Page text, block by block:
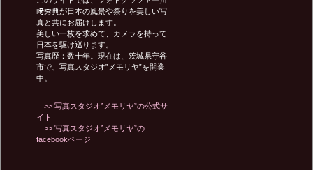
﨑秀典が日本の風景や祭りを美しい写
真と共にお届けします。
美しい一枚を求めて、カメラを持って
日本を駆け巡ります。
写真歴：数十年。現在は、茨城県守谷
市で、写真スタジオ”メモリヤ”を開業
中。
>> 写真スタジオ”メモリヤ”の公式サ
イト
>> 写真スタジオ”メモリヤ”の
facebookページ